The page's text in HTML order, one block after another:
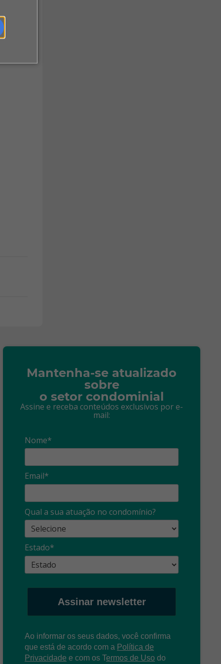
O que é?
profissional:
cuidado com as
propagandas
Mantenha-se atualizado
sobre
o setor condominial
Assine e receba conteúdos exclusivos por e-
mail:
Nome*
Email*
Qual a sua atuação no condomínio?
Estado*
Assinar newsletter
Ao informar os seus dados, você confirma
que está de acordo com a Política de
Privacidade e com os Termos de Uso do